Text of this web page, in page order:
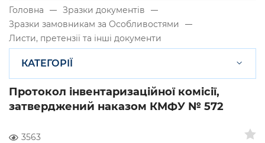
Головна
Зразки документів
Зразки замовникам за Особливостями
Листи, претензії та інші документи
КАТЕГОРІЇ
Протокол інвентаризаційної комісії,
затверджений наказом КМФУ № 572
3563